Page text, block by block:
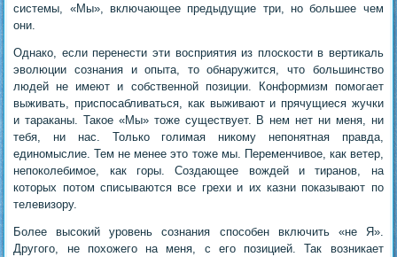
системы, «Мы», включающее предыдущие три, но большее чем
они.
Однако, если перенести эти восприятия из плоскости в вертикаль
эволюции сознания и опыта, то обнаружится, что большинство
людей не имеют и собственной позиции. Конформизм помогает
выживать, приспосабливаться, как выживают и прячущиеся жучки
и тараканы. Такое «Мы» тоже существует. В нем нет ни меня, ни
тебя, ни нас. Только голимая никому непонятная правда,
единомыслие. Тем не менее это тоже мы. Переменчивое, как ветер,
непоколебимое, как горы. Создающее вождей и тиранов, на
которых потом списываются все грехи и их казни показывают по
телевизору.
Более высокий уровень сознания способен включить «не Я».
Другого, не похожего на меня, с его позицией. Так возникает